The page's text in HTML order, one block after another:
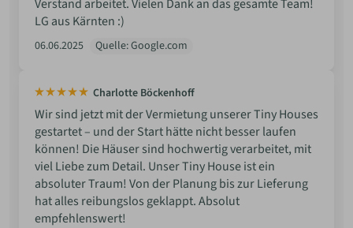
Verstand arbeitet. Vielen Dank an das gesamte Team!
LG aus Kärnten :)
06.06.2025 Quelle: Google.com
Charlotte Böckenhoff
Wir sind jetzt mit der Vermietung unserer Tiny Houses
gestartet – und der Start hätte nicht besser laufen
können! Die Häuser sind hochwertig verarbeitet, mit
viel Liebe zum Detail. Unser Tiny House ist ein
absoluter Traum! Von der Planung bis zur Lieferung
hat alles reibungslos geklappt. Absolut
empfehlenswert!